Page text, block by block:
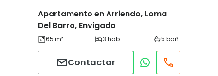
Apartamento en Arriendo, Loma
Del Barro, Envigado
Contactar